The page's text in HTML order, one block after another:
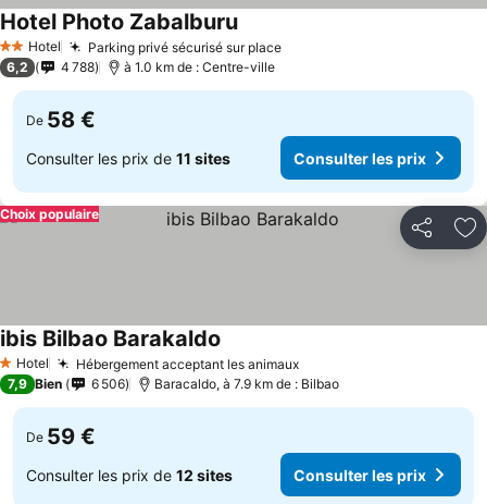
2 Étoiles
Hotel Parking privé sécurisé sur placeConsulter les prix
Hotel Photo ZabalburuConsulter les prix
6,2 4 788 à 1.0 km de : Centre-ville
De 58 €
Consulter les prix de 11 sites Consulter les prix
Partager
Choix populaire
1 Étoiles
Hotel Hébergement acceptant les animauxConsulter les prix
ibis Bilbao Barakaldo
7,9 Bien 6 506 Baracaldo, à 7.9 km de : Bilbao
De 59 €
Consulter les prix de 12 sites Consulter les prix